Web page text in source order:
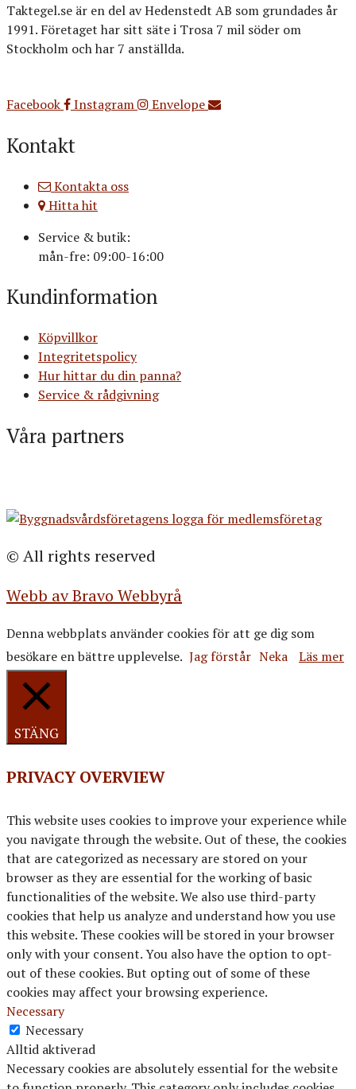
Taktegel.se är en del av Hedenstedt AB som grundades år
1991. Företaget har sitt säte i Trosa 7 mil söder om
Stockholm och har 7 anställda.
Facebook
Instagram Envelope
Kontakt
Kontakta oss
Hitta hit
Service & butik:
mån-fre: 09:00-16:00
Kundinformation
Köpvillkor
Integritetspolicy
Hur hittar du din panna?
Service & rådgivning
Våra partners
© All rights reserved
Webb av Bravo Webbyrå
Denna webbplats använder cookies för att ge dig som
besökare en bättre upplevelse. Jag förstår Neka Läs mer
STÄNG
PRIVACY OVERVIEW
This website uses cookies to improve your experience while
you navigate through the website. Out of these, the cookies
that are categorized as necessary are stored on your
browser as they are essential for the working of basic
functionalities of the website. We also use third-party
cookies that help us analyze and understand how you use
this website. These cookies will be stored in your browser
only with your consent. You also have the option to opt-
out of these cookies. But opting out of some of these
cookies may affect your browsing experience.
Necessary
Necessary
Alltid aktiverad
Necessary cookies are absolutely essential for the website